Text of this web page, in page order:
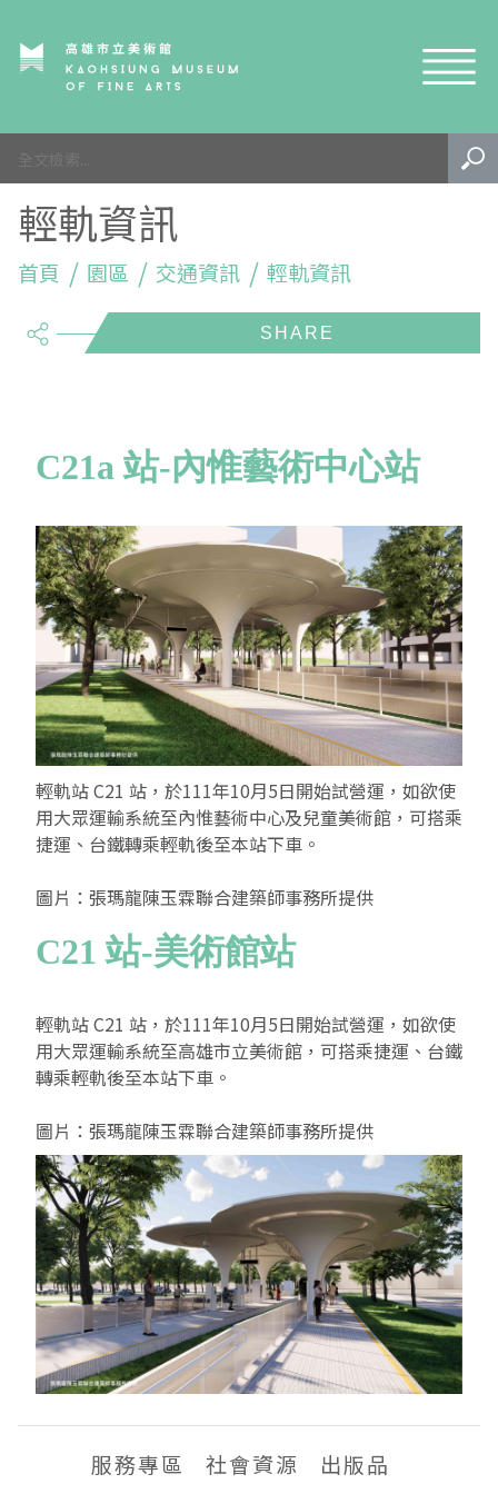
網站導覽
內惟埤簡史
生態公園
規劃歷程
內惟藝術中心
交通資訊
交通資訊
輕軌資訊
生態
鳥類
植物
其他
活動
課程活動
藝術市集
藝術
泛南島藝術祭-水系植物生態復甦計畫
請領來入厝-高美館園區領角鴞環境教育計畫
影音專區
EN TW
輕軌資訊
首頁 園區 交通資訊 輕軌資訊
share
C21a 站-內惟藝術中心站
輕軌站 C21 站， 於111年10月5日開始試營運， 如欲使
用大眾運輸系統至內惟藝術中心及兒童美術館，可搭乘
捷運、台鐵轉乘輕軌後至本站下車。
圖片：張瑪龍陳玉霖聯合建築師事務所提供
C21 站-美術館站
輕軌站 C21 站，於111年10月5日開始試營運，如欲使
用大眾運輸系統至高雄市立美術館，可搭乘捷運、台鐵
轉乘輕軌後至本站下車。
圖片：張瑪龍陳玉霖聯合建築師事務所提供
服務專區 社會資源 出版品